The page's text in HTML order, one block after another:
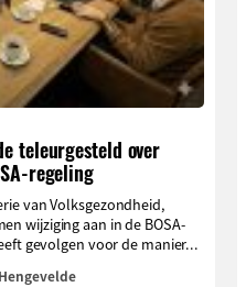
teleurgesteld over
regeling
van Volksgezondheid,
wijziging aan in de BOSA-
gevolgen voor de manier...